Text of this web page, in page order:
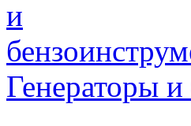
Генераторы